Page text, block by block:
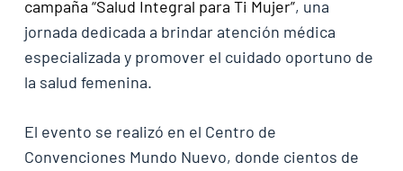
campaña “Salud Integral para Ti Mujer”, una
jornada dedicada a brindar atención médica
especializada y promover el cuidado oportuno de
la salud femenina.
El evento se realizó en el Centro de
Convenciones Mundo Nuevo, donde cientos de